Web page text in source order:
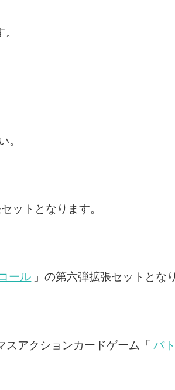
。
ットとなります。
ール 」の第六弾拡張セットとな
スアクションカードゲーム「 バ